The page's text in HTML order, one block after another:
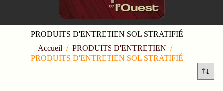
PRODUITS D'ENTRETIEN SOL STRATIFIÉ
Accueil / PRODUITS D'ENTRETIEN /
PRODUITS D'ENTRETIEN SOL STRATIFIÉ